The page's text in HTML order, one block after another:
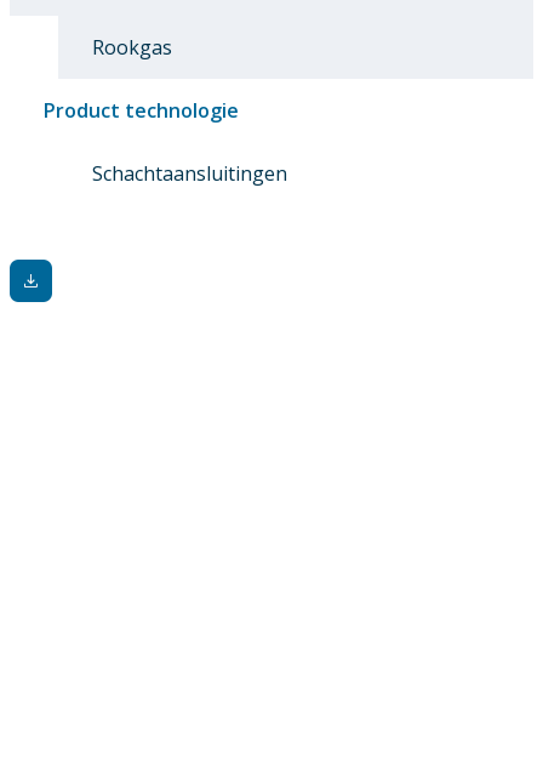
Rookgas
Product technologie
Schachtaansluitingen